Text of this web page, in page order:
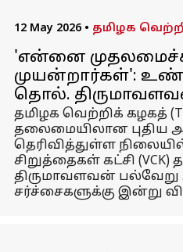
12 May 2026 • தமிழக
'என்னை
முயன்றார்கள்':
தொல்.
தமிழக வெற்றிக் கழகத்
தலைமையிலான புதிய
தெரிவித்துள்ள
சிறுத்தைகள் கட்சி
திருமாவளவன் பல்வேறு
சர்ச்சைகளுக்கு இன்று